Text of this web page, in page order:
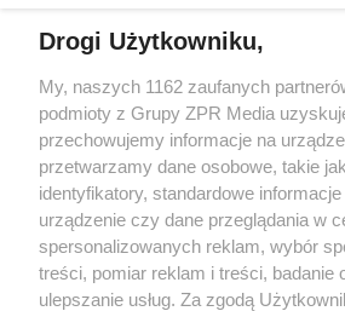
Oszustwo w powiecie
Małżeństwo seniorów
Drogi Użytkowniku,
My, naszych 1162 zaufanych
podmioty z Grupy ZPR Media
przechowujemy informacje na
przetwarzamy dane osobowe, takie
identyfikatory, standardowe
urządzenie czy dane przeglądania w
spersonalizowanych reklam, wybór
treści, pomiar reklam i treści, badanie
ulepszanie usług. Za zgodą